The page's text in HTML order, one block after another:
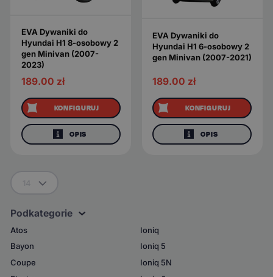
EVA Dywaniki do
Hyundai H1 8-osobowy 2
gen Minivan (2007-
2023)
189.00 zł
KONFIGURUJ
OPIS
EVA Dywaniki do
Hyundai H1 6-osobowy 2
gen Minivan (2007-2021)
189.00 zł
KONFIGURUJ
OPIS
Podkategorie
Atos
Bayon
Coupe
Ioniq
Ioniq 5
Ioniq 5N